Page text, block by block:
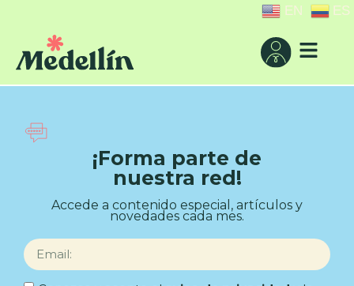
EN ES
¡Forma parte de
nuestra red!
Accede a contenido especial, artículos y
novedades cada mes.